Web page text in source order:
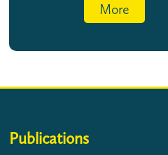
More
Publications